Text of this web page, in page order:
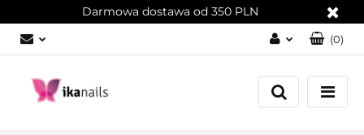
Darmowa dostawa od 350 PLN
Zaloguj się
Załóż konto
(0)